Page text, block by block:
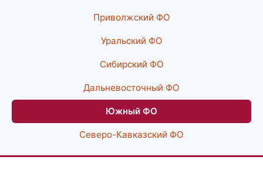
Приволжский ФО
Уральский ФО
Сибирский ФО
Дальневосточный ФО
Южный ФО
Северо-Кавказский ФО